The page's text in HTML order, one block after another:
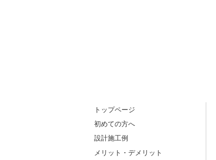
トップページ
初めての方へ
設計施工例
メリット・デメリット